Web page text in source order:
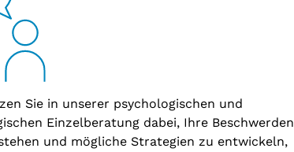
Sie in unserer psychologischen und
Einzelberatung dabei, Ihre Beschwerden
und mögliche Strategien zu entwickeln,